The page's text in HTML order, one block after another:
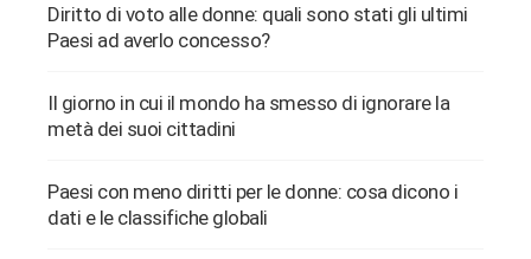
Diritto di voto alle donne: quali sono stati gli ultimi
Paesi ad averlo concesso?
Il giorno in cui il mondo ha smesso di ignorare la
metà dei suoi cittadini
Paesi con meno diritti per le donne: cosa dicono i
dati e le classifiche globali